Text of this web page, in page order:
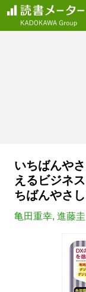
いちばんや
えるビジネ
ちばんやさ
亀田重幸, 進藤圭